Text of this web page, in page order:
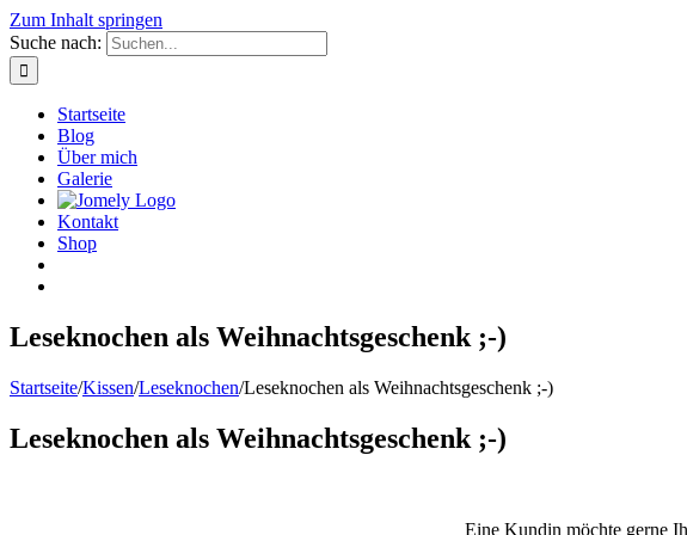
Zum Inhalt springen
Suche nach:
Startseite
Blog
Über mich
Galerie
Kontakt
Shop
Leseknochen als Weihnachtsgeschenk ;-)
Startseite/Kissen/Leseknochen/Leseknochen als Weihnachtsgeschenk ;-)
Leseknochen als Weihnachtsgeschenk ;-)
Eine Kundin möchte gerne